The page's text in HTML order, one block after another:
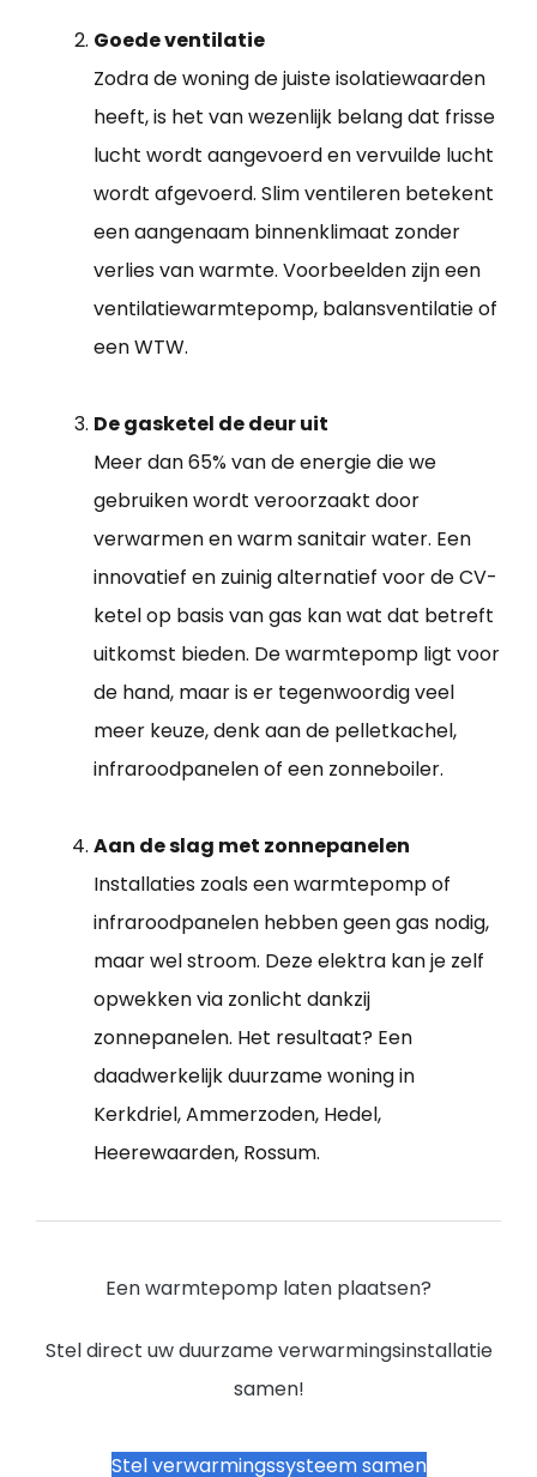
Goede ventilatie
Zodra de woning de juiste isolatiewaarden
heeft, is het van wezenlijk belang dat frisse
lucht wordt aangevoerd en vervuilde lucht
wordt afgevoerd. Slim ventileren betekent
een aangenaam binnenklimaat zonder
verlies van warmte. Voorbeelden zijn een
ventilatiewarmtepomp, balansventilatie of
een WTW.
De gasketel de deur uit
Meer dan 65% van de energie die we
gebruiken wordt veroorzaakt door
verwarmen en warm sanitair water. Een
innovatief en zuinig alternatief voor de CV-
ketel op basis van gas kan wat dat betreft
uitkomst bieden. De warmtepomp ligt voor
de hand, maar is er tegenwoordig veel
meer keuze, denk aan de pelletkachel,
infraroodpanelen of een zonneboiler.
Aan de slag met zonnepanelen
Installaties zoals een warmtepomp of
infraroodpanelen hebben geen gas nodig,
maar wel stroom. Deze elektra kan je zelf
opwekken via zonlicht dankzij
zonnepanelen. Het resultaat? Een
daadwerkelijk duurzame woning in
Kerkdriel, Ammerzoden, Hedel,
Heerewaarden, Rossum.
Een warmtepomp laten plaatsen?
Stel direct uw duurzame verwarmingsinstallatie
samen!
Stel verwarmingssysteem samen